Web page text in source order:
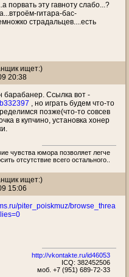
порвать эту гавноту слабо...?
гитара-бас-
страдальцев....есть
ищет:)
20:38
барабанер. Ссылка вот -
, но играть будем что-то
позже(что-то совсев
в купчино, установка хонер
чувства юмора позволяет легче
отсутствие всего остального..
ищет:)
15:06
piter_poiskmuz/browse_threa
http://vkontakte.ru/id46053
ICQ: 382452506
моб. +7 (951) 689-72-33